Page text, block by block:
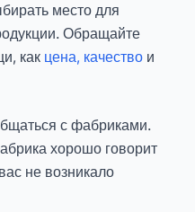
место для
Обращайте
как цена, качество и
с фабриками.
хорошо говорит
не возникало